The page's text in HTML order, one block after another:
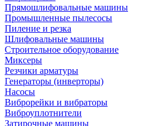
Прямошлифовальные машины
Промышленные пылесосы
Пиление и резка
Шлифовальные машины
Строительное оборудование
Миксеры
Резчики арматуры
Генераторы (инверторы)
Насосы
Виброрейки и вибраторы
Виброуплотнители
Затирочные машины